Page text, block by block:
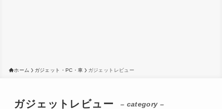
ホーム ガジェット・PC・車 ガジェットレビュー
ガジェットレビュー – category –